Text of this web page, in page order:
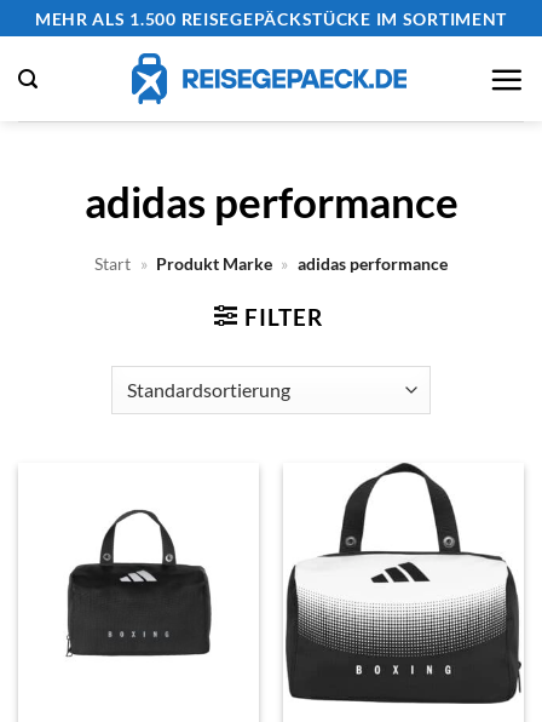
Zum
springen
MEHR ALS 1.500 REISEGEPÄCKSTÜCKE IM SORTIMENT
adidas performance
Start » Produkt Marke » adidas performance
FILTER